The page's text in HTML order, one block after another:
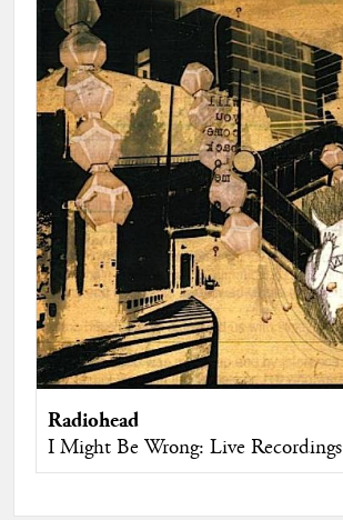
Radiohead
I Might Be Wrong: Live Recordings